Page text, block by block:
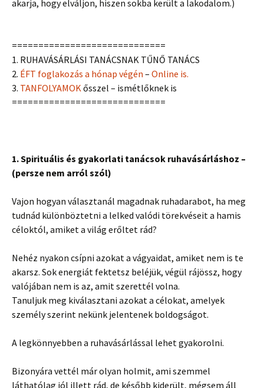
akarja, hogy elváljon, hiszen sokba került a lakodalom.)
=============================
1. RUHAVÁSÁRLÁSI TANÁCSNAK TŰNŐ TANÁCS
2. ÉFT foglakozás a hónap végén – Online is.
3. TANFOLYAMOKősszel – ismétlőknek is
=============================
1. Spirituális és gyakorlati tanácsok ruhavásárláshoz –
(persze nem arról szól)
Vajon hogyan választanál magadnak ruhadarabot, ha meg
tudnád különböztetni a lelked valódi törekvéseit a hamis
céloktól, amiket a világ erőltet rád?
Nehéz nyakon csípni azokat a vágyaidat, amiket nem is te
akarsz. Sok energiát fektetsz beléjük, végül rájössz, hogy
valójában nem is az, amit szerettél volna.
Tanuljuk meg kiválasztani azokat a célokat, amelyek
személy szerint nekünk jelentenek boldogságot.
A legkönnyebben a ruhavásárlással lehet gyakorolni.
Bizonyára vettél már olyan holmit, ami szemmel
láthatólag jól illett rád, de később kiderült, mégsem áll